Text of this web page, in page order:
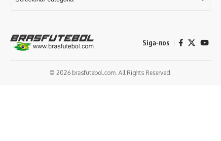
Siga-nos
© 2026 brasfutebol.com. All Rights Reserved.